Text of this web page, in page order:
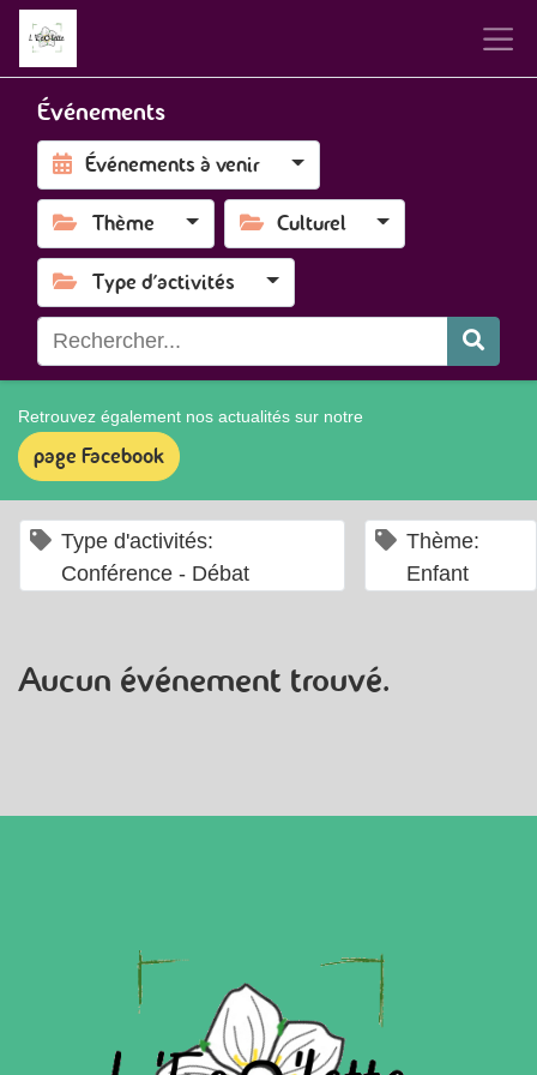
Événements
Événements à venir
Thème Culturel
Type d'activités
Retrouvez également nos actualités sur notre
page Facebook
Type d'activités:
Conférence - Débat
Thème:
Enfant
Aucun événement trouvé.